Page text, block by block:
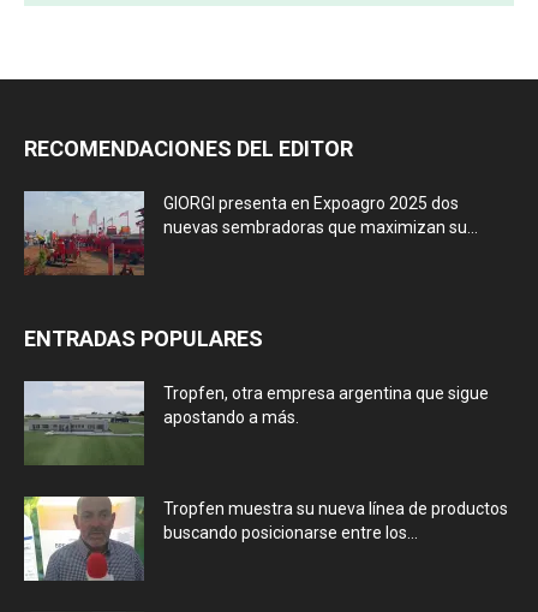
RECOMENDACIONES DEL EDITOR
GIORGI presenta en Expoagro 2025 dos
nuevas sembradoras que maximizan su...
ENTRADAS POPULARES
Tropfen, otra empresa argentina que sigue
apostando a más.
Tropfen muestra su nueva línea de productos
buscando posicionarse entre los...